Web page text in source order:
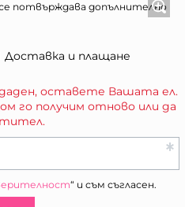
потвърждава допълнително
Доставка и плащане
оставете Вашата ел.
го получим отново или да
“ и съм съгласен.